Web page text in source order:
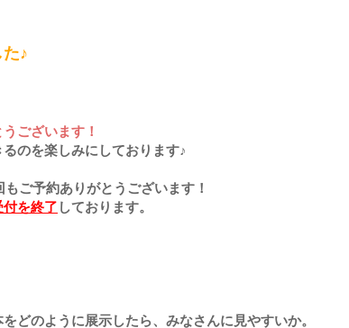
♪
ございます！
のを楽しみにしております♪
ご予約ありがとうございます！
付を終了 しております。
どのように展示したら、みなさんに見やすいか。